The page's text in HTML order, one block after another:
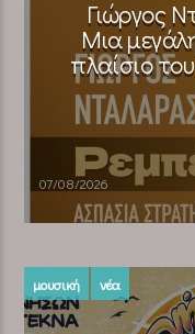
Γιώργος
Μια
πλαίσιο
07/08/2026
μουσική νέα